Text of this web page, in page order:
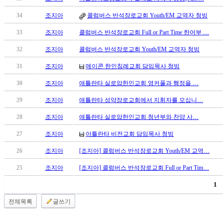
만
어
알
가
기
진
아
탑-
34 조지아 콜럼버스 반석장로교회 Youth/EM 교역자 청빙
33 조지아 콜럼버스 반석장로교회 Full or Part Time 한어부 …
32 조지아 콜럼버스 반석장로교회 Youth/EM 교역자 청빙
31 조지아 메이콘 한인침례교회 담임목사 청빙
30 조지아 애틀란타 실로암한인교회 영커풀과 행정을 …
29 조지아 애틀란타 성약장로교회에서 지휘자를 모십니…
28 조지아 애틀란타 실로암한인교회 청년부와 찬양 사…
27 조지아 아틀란타 비전교회 담임목사 청빙
26 조지아 [조지아] 콜럼버스 반석장로교회 Youth/EM 교역…
25 조지아 [조지아] 콜럼버스 반석장로교회 Full or Part Tim…
1
전체목록 글쓰기